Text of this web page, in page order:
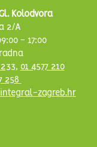
Kolodvora
2/A
- 17:00
233, 01 4577 210
258
zagreb.hr